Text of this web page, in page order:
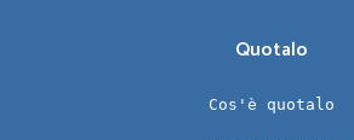
Quotalo
Cos'è quotalo